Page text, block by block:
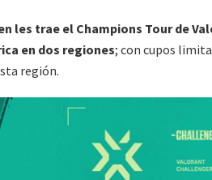
les trae el Champions Tour de
en dos regiones; con cupos
región.